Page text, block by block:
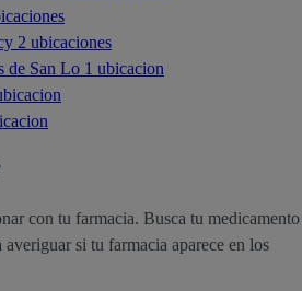
2 ubicaciones
de San Lo 1 ubicacion
con tu farmacia. Busca tu medicamento
si tu farmacia aparece en los